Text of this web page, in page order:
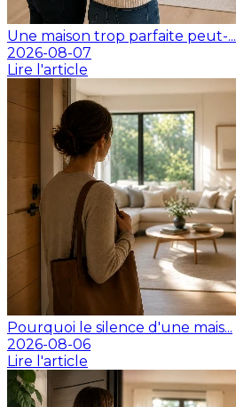
Une maison trop parfaite peut-...
2026-08-07
Lire l'article
Pourquoi le silence d'une mais...
2026-08-06
Lire l'article